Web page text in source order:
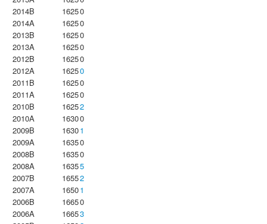
2014B
16250
2014A
16250
2013B
16250
2013A
16250
2012B
16250
2012A
16250
2011B
16250
2011A
16250
2010B
16252
2010A
16300
2009B
16301
2009A
16350
2008B
16350
2008A
16355
2007B
16552
2007A
16501
2006B
16650
2006A
16653